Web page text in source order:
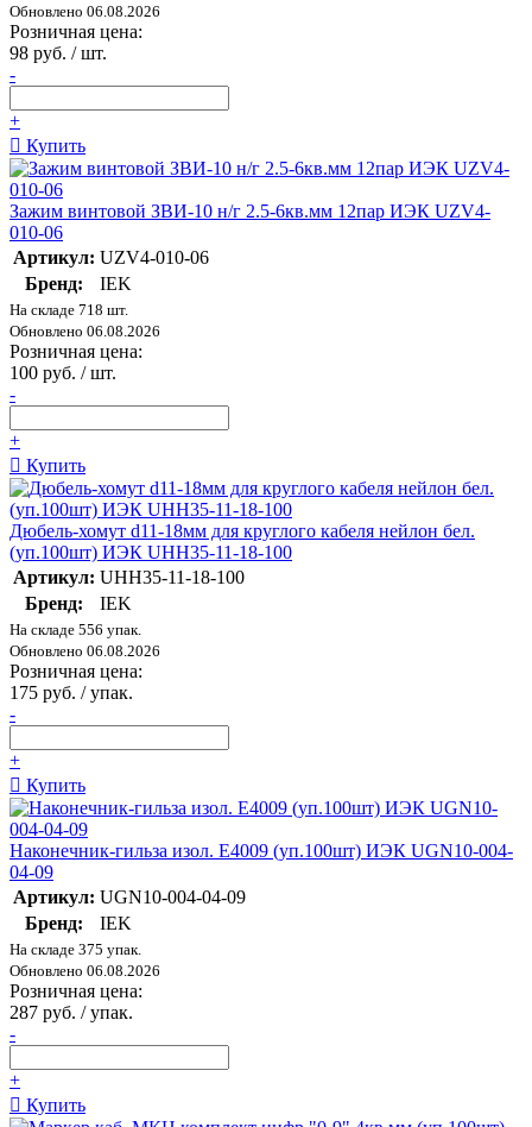
Обновлено 06.08.2026
Розничная цена:
98 руб. / шт.
-
+
Купить
Зажим винтовой ЗВИ-10 н/г 2.5-6кв.мм 12пар ИЭК UZV4-
010-06
Артикул: UZV4-010-06
Бренд:
IEK
На складе 718 шт.
Обновлено 06.08.2026
Розничная цена:
100 руб. / шт.
-
+
Купить
Дюбель-хомут d11-18мм для круглого кабеля нейлон бел.
(уп.100шт) ИЭК UHH35-11-18-100
Артикул: UHH35-11-18-100
Бренд:
IEK
На складе 556 упак.
Обновлено 06.08.2026
Розничная цена:
175 руб. / упак.
-
+
Купить
Наконечник-гильза изол. Е4009 (уп.100шт) ИЭК UGN10-004-
04-09
Артикул: UGN10-004-04-09
Бренд:
IEK
На складе 375 упак.
Обновлено 06.08.2026
Розничная цена:
287 руб. / упак.
-
+
Купить